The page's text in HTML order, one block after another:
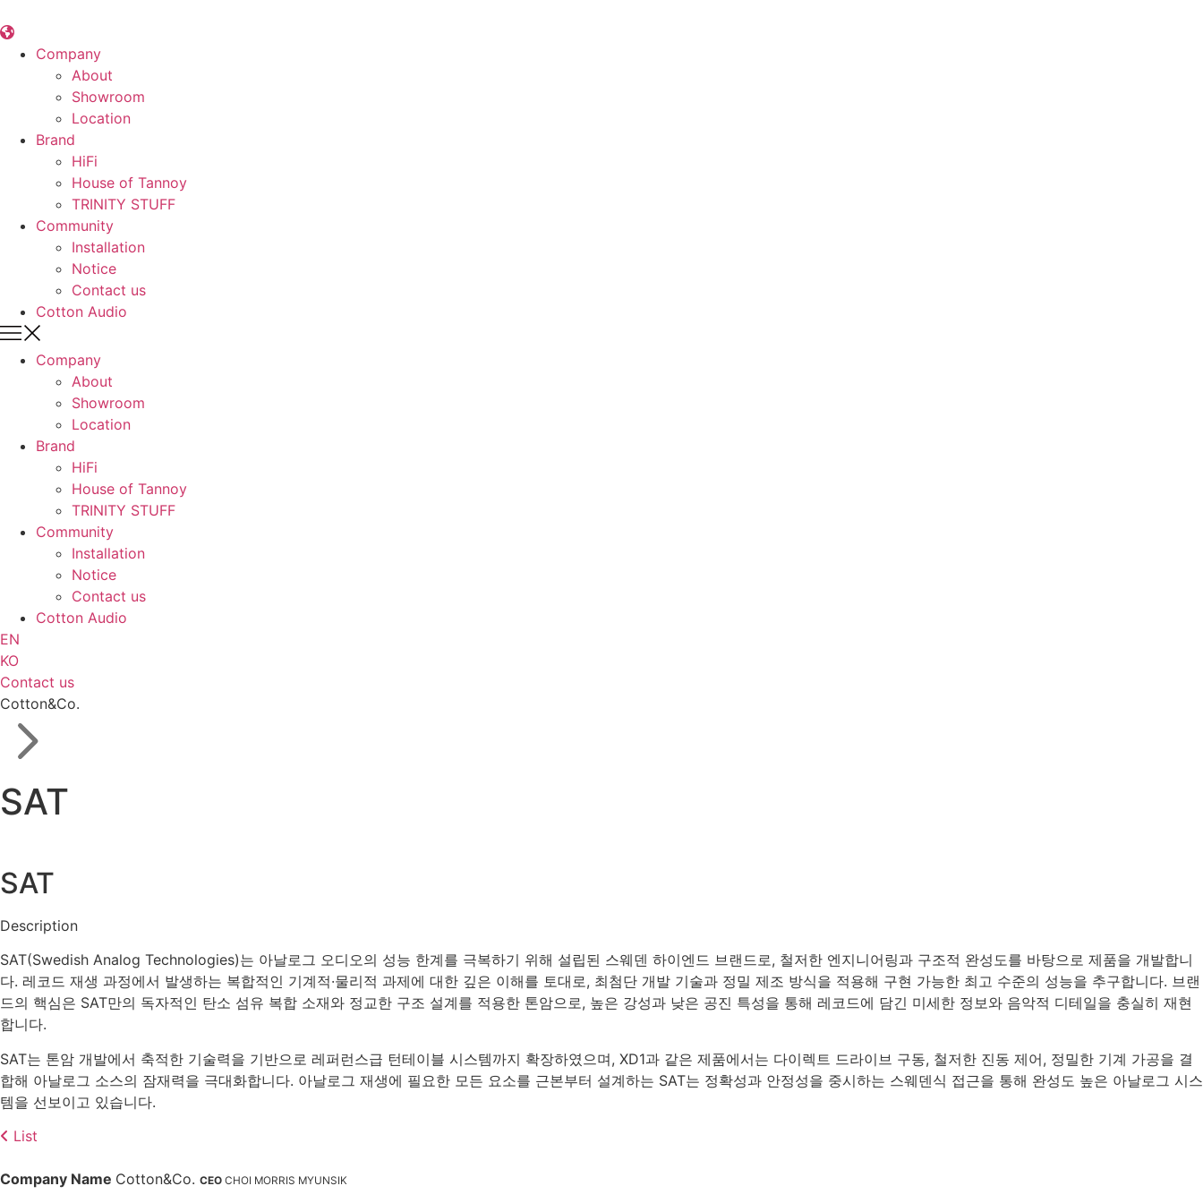
텐
Company
About
Showroom
Location
Brand
HiFi
House of Tannoy
TRINITY STUFF
Community
Installation
Notice
Contact us
Cotton Audio
Company
About
Showroom
Location
Brand
HiFi
House of Tannoy
TRINITY STUFF
Community
Installation
Notice
Contact us
Cotton Audio
EN
KO
Contact us
Cotton&Co.
SAT
SAT
Description
SAT(Swedish Analog Technologies)는 아날로그 오디오의 성능 한계를 극복하기 위해 설립된 스웨덴 하이엔드 브랜드로, 철저한 엔지니어링과 구조적 완성도를 바탕으로 제품을 개발합니
다. 레코드 재생 과정에서 발생하는 복합적인 기계적·물리적 과제에 대한 깊은 이해를 토대로, 최첨단 개발 기술과 정밀 제조 방식을 적용해 구현 가능한 최고 수준의 성능을 추구합니다. 브랜
드의 핵심은 SAT만의 독자적인 탄소 섬유 복합 소재와 정교한 구조 설계를 적용한 톤암으로, 높은 강성과 낮은 공진 특성을 통해 레코드에 담긴 미세한 정보와 음악적 디테일을 충실히 재현
합니다.
SAT는 톤암 개발에서 축적한 기술력을 기반으로 레퍼런스급 턴테이블 시스템까지 확장하였으며, XD1과 같은 제품에서는 다이렉트 드라이브 구동, 철저한 진동 제어, 정밀한 기계 가공을 결
합해 아날로그 소스의 잠재력을 극대화합니다. 아날로그 재생에 필요한 모든 요소를 근본부터 설계하는 SAT는 정확성과 안정성을 중시하는 스웨덴식 접근을 통해 완성도 높은 아날로그 시스
템을 선보이고 있습니다.
List
Company Name Cotton&Co. CEO CHOI MORRIS MYUNSIK